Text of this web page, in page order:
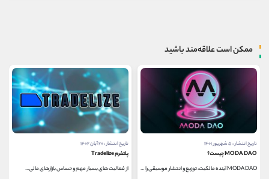
ممکن است علاقه‌مند باشید
تاریخ انتشار : ۲۰ آبان ۱۴۰۲
پلتفرم Tradelize
از فعالیت های بسیار مهم و حساس بازارهای مالی...
تاریخ انتشار : ۲۰ تیر ۱۴۰۳
سرمایه گذاری امن در دیفای
DeFi از آنجایی که محصولات مالی غیرمتمرکز بلاک چین...